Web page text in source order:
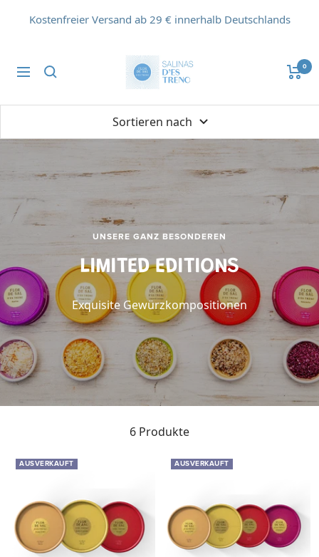
Kostenfreier Versand ab 29 € innerhalb Deutschlands
Navigation
Flor
de
Trenc
0
Sortieren nach
UNSERE GANZ BESONDEREN
LIMITED EDITIONS
Exquisite Gewürzkompositionen
6 Produkte
AUSVERKAUFT AUSVERKAUFT